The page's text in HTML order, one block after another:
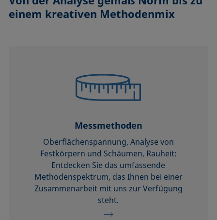
einem kreativen Methodenmix
Messmethoden
Oberflächenspannung, Analyse von
Festkörpern und Schäumen, Rauheit:
Entdecken Sie das umfassende
Methodenspektrum, das Ihnen bei einer
Zusammenarbeit mit uns zur Verfügung
steht.